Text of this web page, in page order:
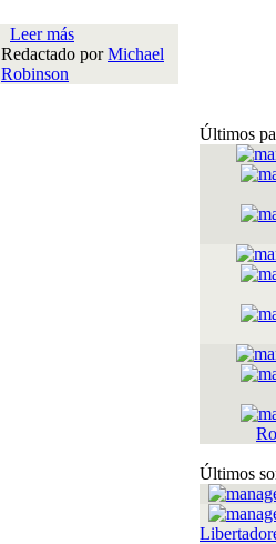
Leer más
Redactado porMichael
Robinson
Últimos
Últimos